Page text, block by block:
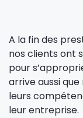
A la fin des
nos clients ont
pour
arrive aussi
leurs
leur entreprise.